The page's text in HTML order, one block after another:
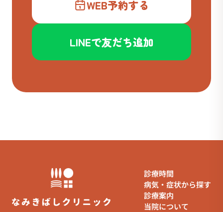
WEB予約する
LINEで友だち追加
診療時間
病気・症状から探す
診療案内
当院について